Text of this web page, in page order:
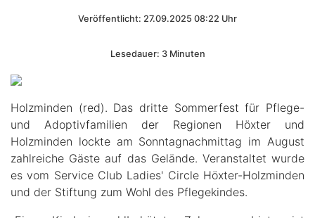
Veröffentlicht: 27.09.2025 08:22 Uhr
Lesedauer: 3 Minuten
Holzminden (red). Das dritte Sommerfest für Pflege-
und Adoptivfamilien der Regionen Höxter und
Holzminden lockte am Sonntagnachmittag im August
zahlreiche Gäste auf das Gelände. Veranstaltet wurde
es vom Service Club Ladies' Circle Höxter-Holzminden
und der Stiftung zum Wohl des Pflegekindes.